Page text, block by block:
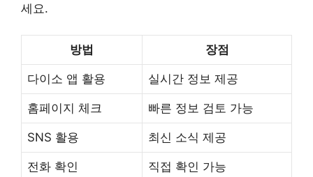
세요.
방법 장점
다이소 앱 활용 실시간 정보 제공
홈페이지 체크 빠른 정보 검토 가능
SNS 활용 최신 소식 제공
전화 확인 직접 확인 가능